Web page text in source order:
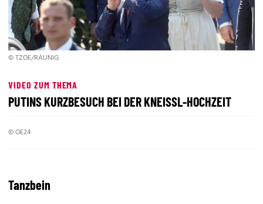
© TZOE/RAUNIG
VIDEO ZUM THEMA
PUTINS KURZBESUCH BEI DER KNEISSL-HOCHZEIT
© OE24
Tanzbein